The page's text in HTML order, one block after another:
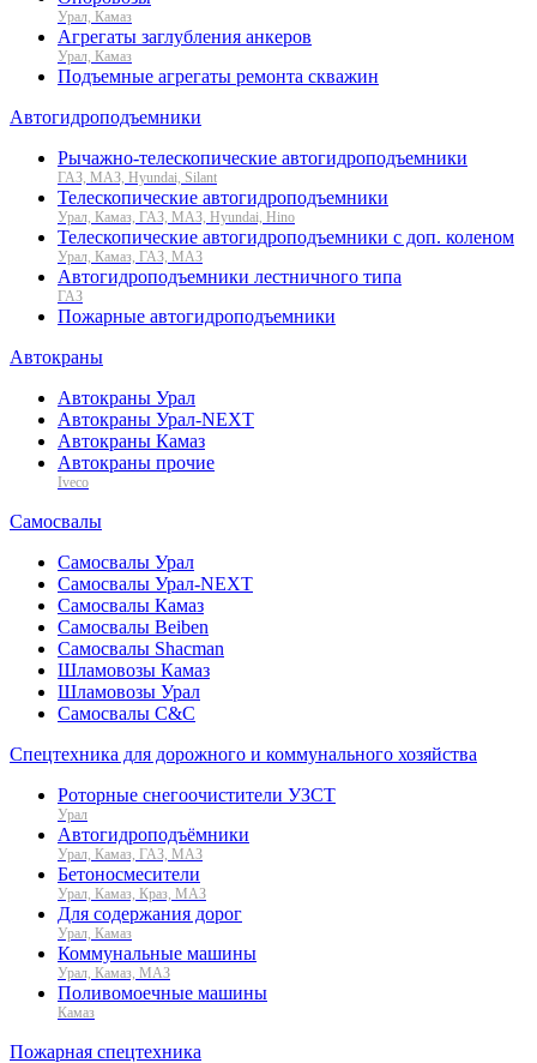
Урал, Камаз
Агрегаты заглубления анкеров
Урал, Камаз
Подъемные агрегаты ремонта скважин
Автогидроподъемники
Рычажно-телескопические автогидроподъемники
ГАЗ, МАЗ, Hyundai, Silant
Телескопические автогидроподъемники
Урал, Камаз, ГАЗ, МАЗ, Hyundai, Hino
Телескопические автогидроподъемники с доп. коленом
Урал, Камаз, ГАЗ, МАЗ
Автогидроподъемники лестничного типа
ГАЗ
Пожарные автогидроподъемники
Автокраны
Автокраны Урал
Автокраны Урал-NEXT
Автокраны Камаз
Автокраны прочие
Iveco
Самосвалы
Самосвалы Урал
Самосвалы Урал-NEXT
Самосвалы Камаз
Самосвалы Beiben
Самосвалы Shacman
Шламовозы Камаз
Шламовозы Урал
Самосвалы C&C
Спецтехника для дорожного и коммунального хозяйства
Роторные снегоочистители УЗСТ
Урал
Автогидроподъёмники
Урал, Камаз, ГАЗ, МАЗ
Бетоносмесители
Урал, Камаз, Краз, МАЗ
Для содержания дорог
Урал, Камаз
Коммунальные машины
Урал, Камаз, МАЗ
Поливомоечные машины
Камаз
Пожарная спецтехника